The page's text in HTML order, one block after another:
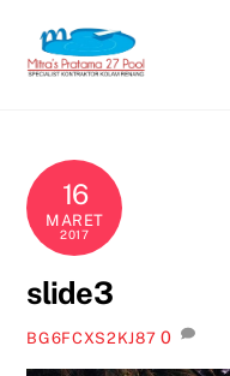
content
16
MARET
2017
slide3
BG6FCXS2KJ87 0